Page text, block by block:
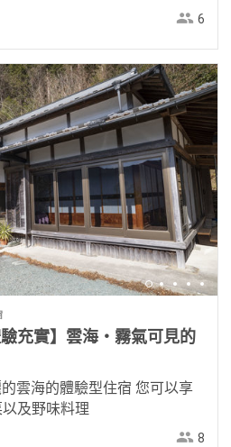
6
充實】雲海・霧氣可見的
雲海的體驗型住宿 您可以享
及野味料理
8